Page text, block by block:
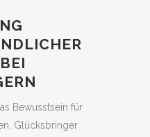
Bewusstsein für
Glücksbringer